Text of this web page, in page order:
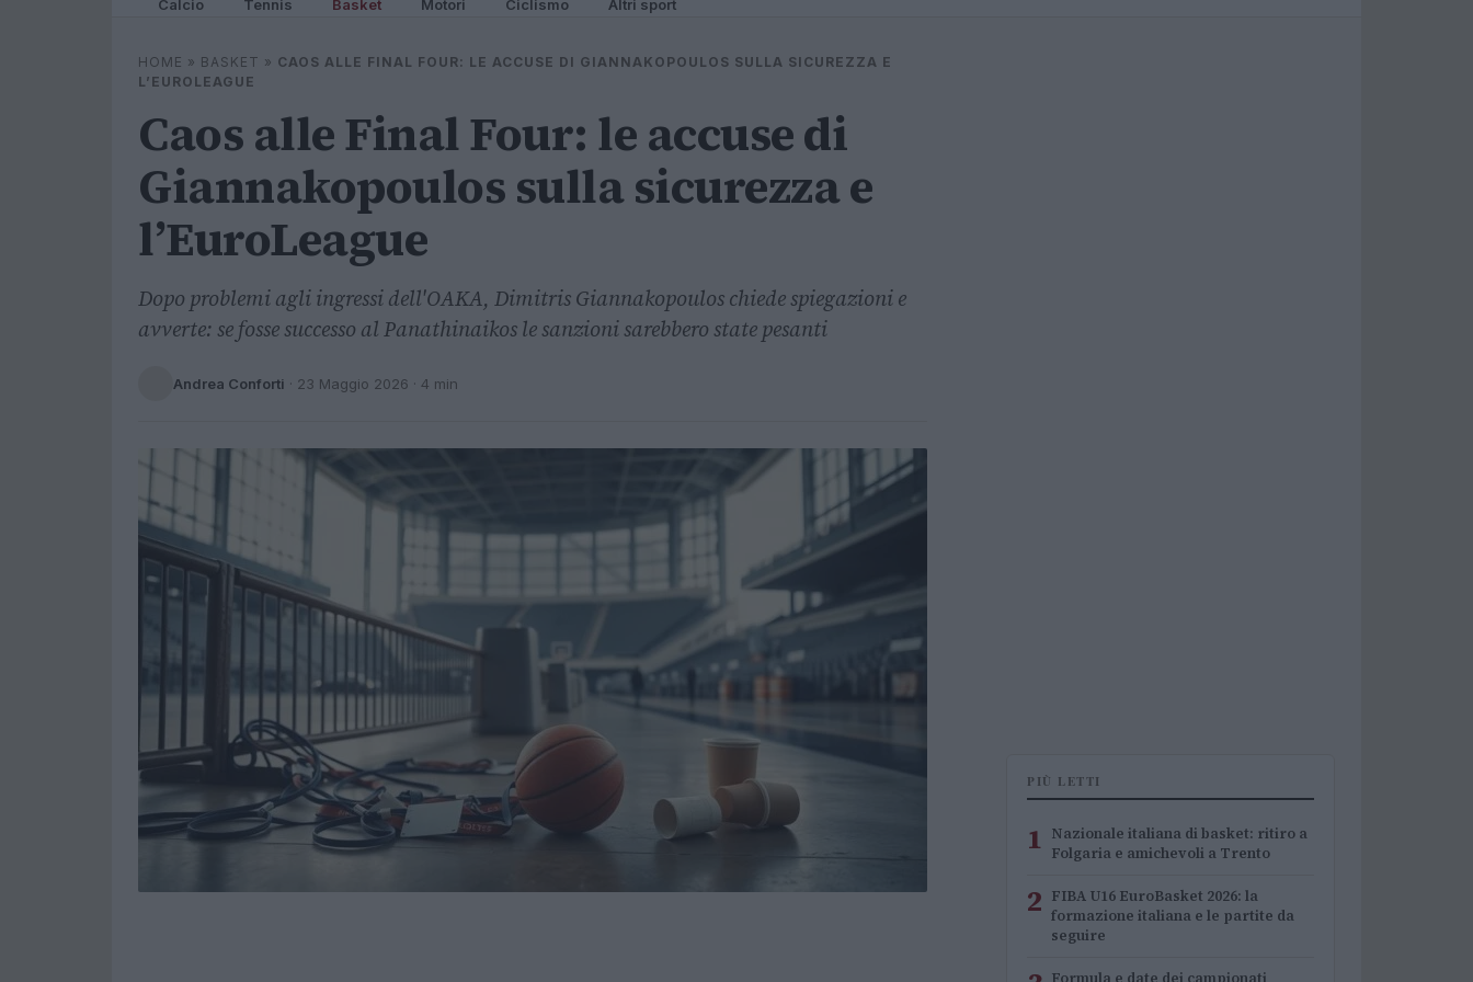
Calcio Tennis Basket Motori Ciclismo Altri sport
HOME » BASKET » CAOS ALLE FINAL FOUR: LE ACCUSE DI GIANNAKOPOULOS SULLA SICUREZZA E
L’EUROLEAGUE
Caos alle Final Four: le accuse di
Giannakopoulos sulla sicurezza e
l’EuroLeague
Dopo problemi agli ingressi dell'OAKA, Dimitris Giannakopoulos chiede spiegazioni e
avverte: se fosse successo al Panathinaikos le sanzioni sarebbero state pesanti
Andrea Conforti · 23 Maggio 2026 · 4 min
PIÙ LETTI
1 Nazionale italiana di basket: ritiro a
Folgaria e amichevoli a Trento
2 FIBA U16 EuroBasket 2026: la
formazione italiana e le partite da
seguire
Formula e date dei campionati